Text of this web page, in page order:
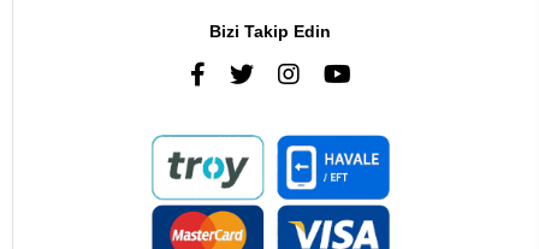
Bizi Takip Edin